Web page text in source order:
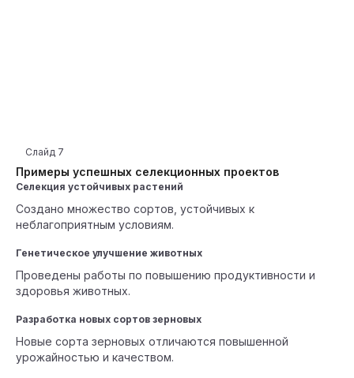
Примеры успешных селекционных проектов
Слайд 7
Селекция устойчивых растений
Создано множество сортов, устойчивых к
неблагоприятным условиям.
Генетическое улучшение животных
Проведены работы по повышению продуктивности и
здоровья животных.
Разработка новых сортов зерновых
Новые сорта зерновых отличаются повышенной
урожайностью и качеством.